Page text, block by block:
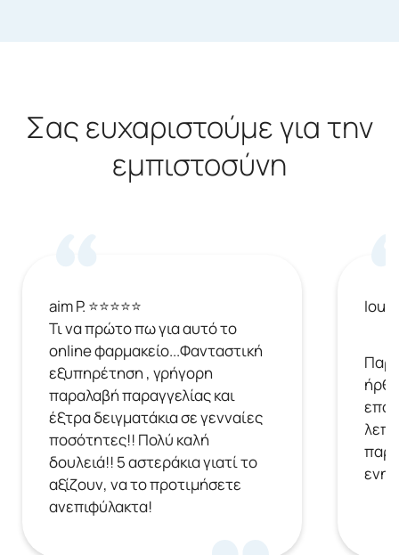
Σας ευχαριστούμε για την
εμπιστοσύνη
aim P. ⭐⭐⭐⭐⭐
Τι να πρώτο πω για αυτό το
online φαρμακείο...Φανταστική
εξυπηρέτηση , γρήγορη
παραλαβή παραγγελίας και
έξτρα δειγματάκια σε γενναίες
ποσότητες!! Πολύ καλή
δουλειά!! 5 αστεράκια γιατί το
αξίζουν, να το προτιμήσετε
ανεπιφύλακτα!
Ioulia